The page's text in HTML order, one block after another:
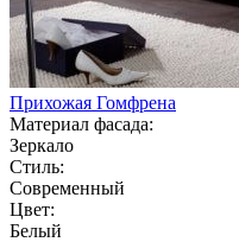
Прихожая Гомфрена
Материал фасада:
Зеркало
Стиль:
Современный
Цвет:
Белый